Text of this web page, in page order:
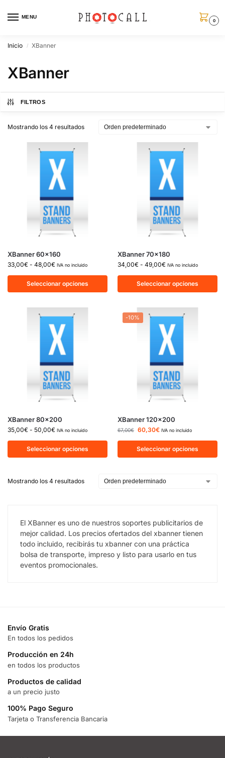
MENU
0
Inicio / XBanner
XBanner
FILTROS
Mostrando los 4 resultados
XBanner 60×160
33,00€ - 48,00€ IVA no incluido
Seleccionar opciones
XBanner 70×180
34,00€ - 49,00€ IVA no incluido
Seleccionar opciones
XBanner 80×200
35,00€ - 50,00€ IVA no incluido
Seleccionar opciones
-10%
XBanner 120×200
67,00€ 60,30€ IVA no incluido
Seleccionar opciones
Mostrando los 4 resultados
El XBanner es uno de nuestros soportes publicitarios de
mejor calidad. Los precios ofertados del xbanner tienen
todo incluido, recibirás tu xbanner con una práctica
bolsa de transporte, impreso y listo para usarlo en tus
eventos promocionales.
Envío Gratis
En todos los pedidos
Producción en 24h
en todos los productos
Productos de calidad
a un precio justo
100% Pago Seguro
Tarjeta o Transferencia Bancaria